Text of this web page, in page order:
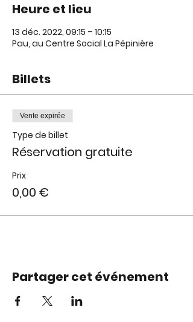
Heure et lieu
13 déc. 2022, 09:15 – 10:15
Pau, au Centre Social La Pépinière
Billets
Vente expirée
Type de billet
Réservation gratuite
Prix
0,00 €
Partager cet événement